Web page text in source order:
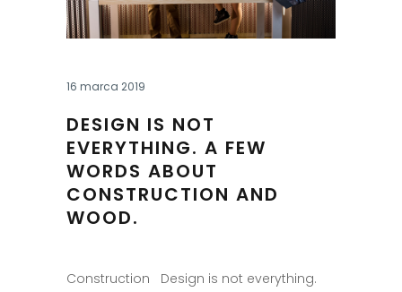
16 marca 2019
DESIGN IS NOT
EVERYTHING. A FEW
WORDS ABOUT
CONSTRUCTION AND
WOOD.
Construction Design is not everything.